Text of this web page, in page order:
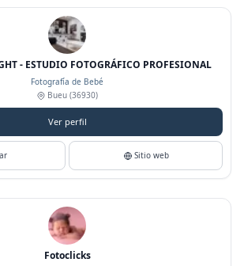
- ESTUDIO FOTOGRÁFICO PROFESIONAL
Fotografía de Bebé
Bueu (36930)
Ver perfil
Sitio web
Fotoclicks